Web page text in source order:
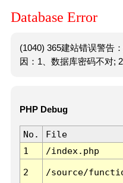
Database Error
(1040) 365建站错误警告
因：1、数据库密码不对;
PHP Debug
No. File
1
/index.php
2 /source/